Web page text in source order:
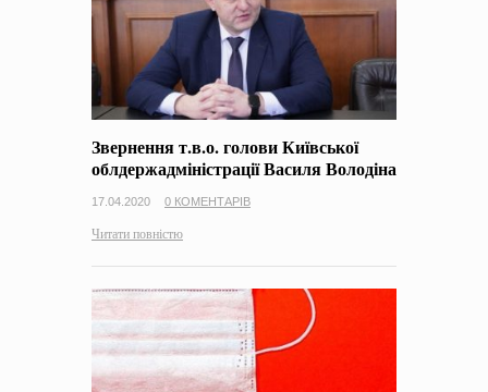
Звернення т.в.о. голови Київської
облдержадміністрації Василя Володіна
17.04.2020 0 КОМЕНТАРІВ
Читати повністю